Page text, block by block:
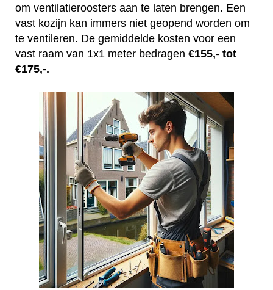
om ventilatieroosters aan te laten brengen. Een
vast kozijn kan immers niet geopend worden om
te ventileren. De gemiddelde kosten voor een
vast raam van 1x1 meter bedragen €155,- tot
€175,-.